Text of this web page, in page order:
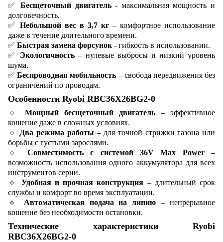
✅Бесщеточный двигатель- максимальная мощность и
долговечность.
✅ Небольшой вес в 3,7 кг – комфортное использование
даже в течение длительного времени.
✅ Быстрая замена форсунок - гибкость в использовании.
✅ Экологичность – нулевые выбросы и низкий уровень
шума.
✅Беспроводная мобильность – свобода передвижения без
ограничений по проводам.
Особенности Ryobi RBC36X26BG2-0
🔹 Мощный бесщеточный двигатель – эффективное
кошение даже в сложных условиях.
🔹 Два режима работы – для точной стрижки газона или
борьбы с густыми зарослями.
🔹 Совместимость с системой 36V Max Power–
возможность использования одного аккумулятора для всех
инструментов серии.
🔹 Удобная и прочная конструкция – длительный срок
службы и комфорт во время эксплуатации.
🔹 Автоматическая подача на линию – непрерывное
кошение без необходимости остановки.
Технические характеристики Ryobi
RBC36X26BG2-0